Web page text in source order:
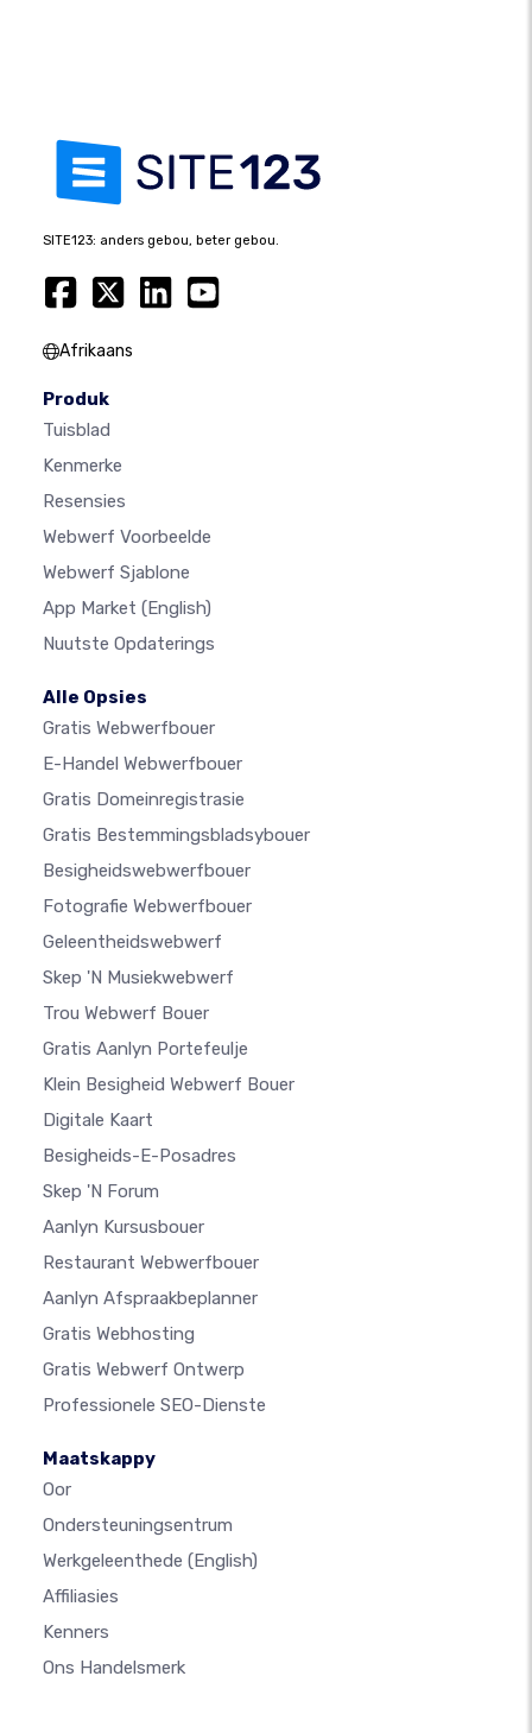
SITE123: anders gebou, beter gebou.
Afrikaans
Produk
Tuisblad
Kenmerke
Resensies
Webwerf Voorbeelde
Webwerf Sjablone
App Market (English)
Nuutste Opdaterings
Alle Opsies
Gratis Webwerfbouer
E-Handel Webwerfbouer
Gratis Domeinregistrasie
Gratis Bestemmingsbladsybouer
Besigheidswebwerfbouer
Fotografie Webwerfbouer
Geleentheidswebwerf
Skep 'n Musiekwebwerf
Trou Webwerf Bouer
Gratis Aanlyn Portefeulje
Klein Besigheid Webwerf Bouer
Digitale Kaart
Besigheids-E-Posadres
Skep 'n Forum
Aanlyn Kursusbouer
Restaurant Webwerfbouer
Aanlyn Afspraakbeplanner
Gratis Webhosting
Gratis Webwerf Ontwerp
Professionele SEO-Dienste
Maatskappy
Oor
Ondersteuningsentrum
Werkgeleenthede (English)
Affiliasies
Kenners
Ons Handelsmerk